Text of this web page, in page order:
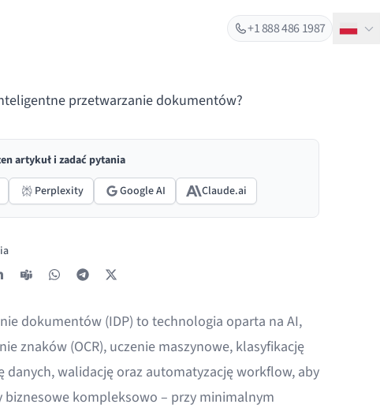
+1 888 486 1987 Polski
przetwarzanie dokumentów?
artykuł i zadać pytania
Perplexity Google AI Claude.ai
LinkedInTeams WhatsAppTelegram
dokumentów (IDP) to technologia oparta na AI,
znaków (OCR), uczenie maszynowe, klasyfikację
danych, walidację oraz automatyzację workflow, aby
kompleksowo – przy minimalnym